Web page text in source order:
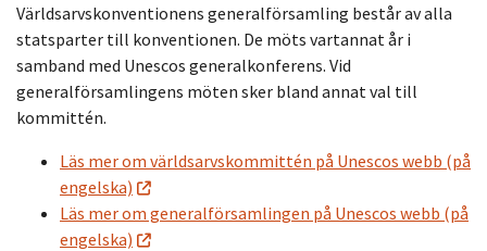
Världsarvskonventionens generalförsamling består av alla
statsparter till konventionen. De möts vartannat år i
samband med Unescos generalkonferens. Vid
generalförsamlingens möten sker bland annat val till
kommittén.
Läs mer om världsarvskommittén på Unescos webb (på
engelska)
Läs mer om generalförsamlingen på Unescos webb (på
engelska)